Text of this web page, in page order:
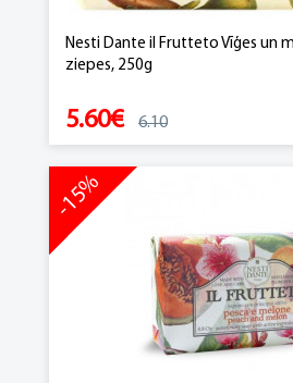
Nesti Dante il Frutteto Vīģes un
ziepes, 250g
5.60€ 6.10
-15%